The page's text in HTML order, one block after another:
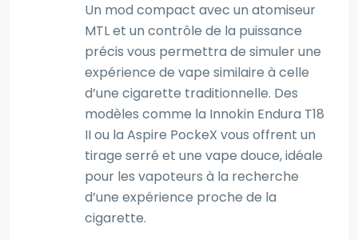
Un mod compact avec un atomiseur
MTL et un contrôle de la puissance
précis vous permettra de simuler une
expérience de vape similaire à celle
d’une cigarette traditionnelle. Des
modèles comme la Innokin Endura T18
II ou la Aspire PockeX vous offrent un
tirage serré et une vape douce, idéale
pour les vapoteurs à la recherche
d’une expérience proche de la
cigarette.